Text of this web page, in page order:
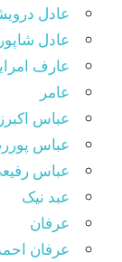
عادل
عادل شاپور
عارف
عامر
عباس
عباس
عباس
عبد نیک
عرفان
عرفان